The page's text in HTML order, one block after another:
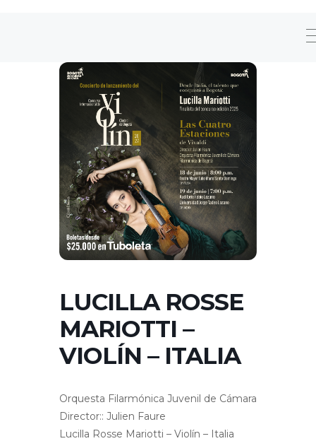
LUCILLA ROSSE
MARIOTTI –
VIOLÍN – ITALIA
Orquesta Filarmónica Juvenil de Cámara
Director:: Julien Faure
Lucilla Rosse Mariotti – Violín – Italia